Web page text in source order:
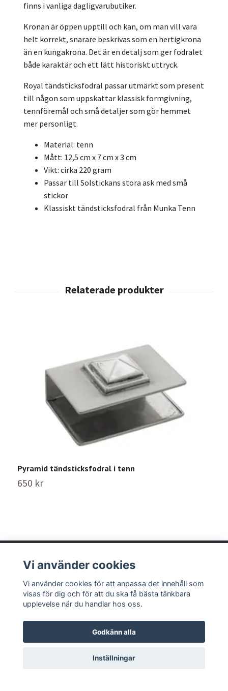
finns i vanliga dagligvarubutiker.
Kronan är öppen upptill och kan, om man vill vara
helt korrekt, snarare beskrivas som en hertigkrona
än en kungakrona. Det är en detalj som ger fodralet
både karaktär och ett lätt historiskt uttryck.
Royal tändsticksfodral passar utmärkt som present
till någon som uppskattar klassisk formgivning,
tennföremål och små detaljer som gör hemmet
mer personligt.
Material: tenn
Mått: 12,5 cm x 7 cm x 3 cm
Vikt: cirka 220 gram
Passar till Solstickans stora ask med små
stickor
Klassiskt tändsticksfodral från Munka Tenn
Pyramid tändsticksfodral i tenn
650 kr
Läs mer
© 2026 Munka Tenn
Vi använder cookies
Vi använder cookies för att anpassa det innehåll som
visas för dig och för att du ska få bästa tänkbara
upplevelse när du handlar hos oss.
Godkänn alla
Inställningar